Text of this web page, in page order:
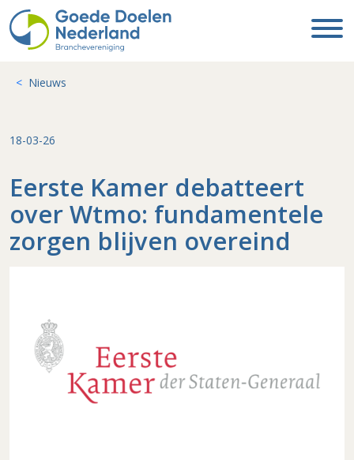
Nieuws
18-03-26
Eerste Kamer debatteert
over Wtmo: fundamentele
zorgen blijven overeind